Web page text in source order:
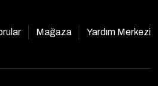
Mağaza Yardım Merkezi